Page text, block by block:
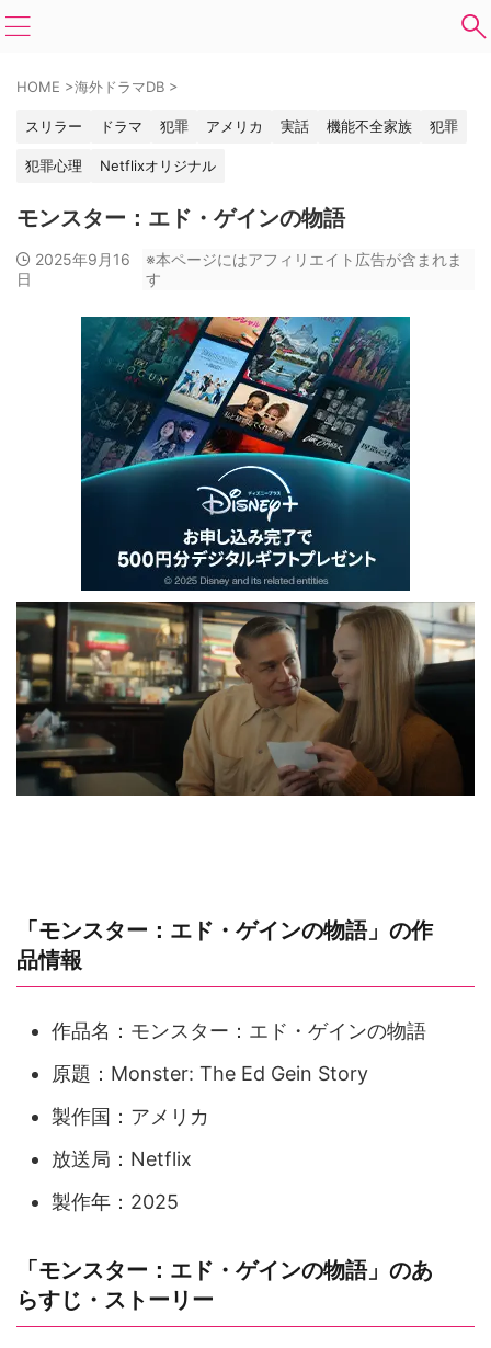
HOME >海外ドラマDB >
スリラー ドラマ 犯罪 アメリカ 実話 機能不全家族 犯罪
犯罪心理 Netflixオリジナル
モンスター：エド・ゲインの物語
2025年9月16
日
※本ページにはアフィリエイト広告が含まれま
す
「モンスター：エド・ゲインの物語」の作
品情報
作品名：モンスター：エド・ゲインの物語
原題：Monster: The Ed Gein Story
製作国：アメリカ
放送局：Netflix
製作年：2025
「モンスター：エド・ゲインの物語」のあ
らすじ・ストーリー